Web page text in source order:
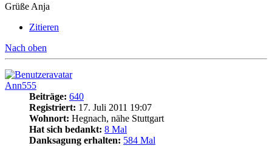
Grüße Anja
Zitieren
Nach oben
Ann555
Beiträge: 640
Registriert: 17. Juli 2011 19:07
Wohnort: Hegnach, nähe Stuttgart
Hat sich bedankt: 8 Mal
Danksagung erhalten: 584 Mal